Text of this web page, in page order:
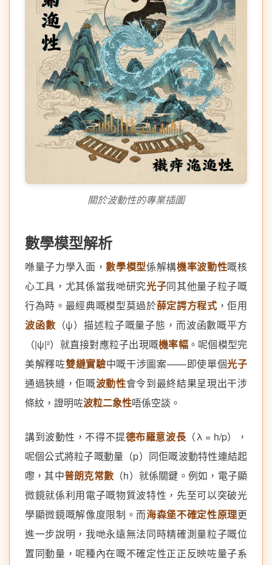
關於波動性的專業插圖
數學模型解析
喺量子力學入面，數學模型係解構機率波動性嘅核
心工具，尤其係當我哋研究光子同其他量子粒子嘅
行為時。最經典嘅模型莫過於薛定諤方程式 ，佢用
波函數 （ψ）描述粒子嘅量子態，而波函數嘅平方
（|ψ|²）就直接對應粒子出現嘅機率幅。呢個模型完
美解釋咗雙縫實驗中嘅干涉圖案——即使單個光子
通過狹縫，佢嘅波動性會令到最終結果呈現出干涉
條紋，證明咗波粒二象性唔係空談。
講到波動性，不得不提德布羅意波長 （λ = h/p），
呢個公式將粒子嘅動量（p）同佢嘅波動特性連結起
嚟，其中普朗克常數 （h）就係關鍵。例如，電子顯
微鏡就係利用電子嘅物質波特性，先至可以突破光
學顯微鏡嘅解像度限制。而海森堡不確定性原理更
進一步說明，我哋永遠無法同時精確測量粒子嘅位
置同動量，呢種內在嘅不確定性正正反映咗量子系